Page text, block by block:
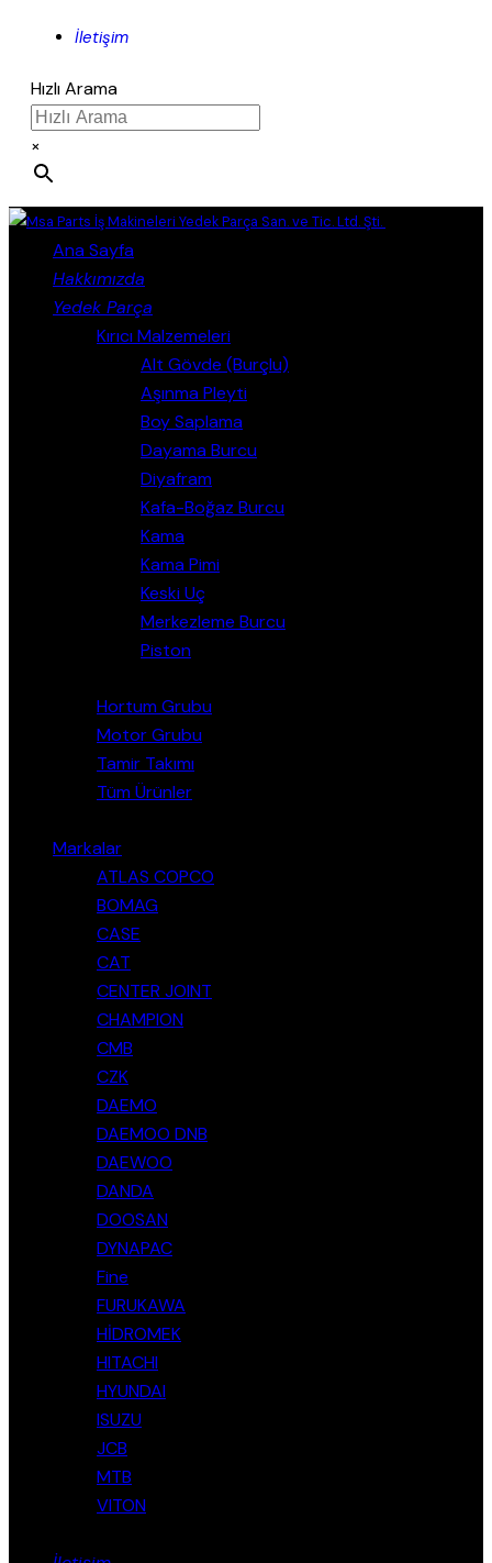
İletişim
Hızlı Arama
×
Ana Sayfa
Hakkımızda
Yedek Parça
Kırıcı Malzemeleri
Alt Gövde (Burçlu)
Aşınma Pleyti
Boy Saplama
Dayama Burcu
Diyafram
Kafa-Boğaz Burcu
Kama
Kama Pimi
Keski Uç
Merkezleme Burcu
Piston
Hortum Grubu
Motor Grubu
Tamir Takımı
Tüm Ürünler
Markalar
ATLAS COPCO
BOMAG
CASE
CAT
CENTER JOINT
CHAMPION
CMB
CZK
DAEMO
DAEMOO DNB
DAEWOO
DANDA
DOOSAN
DYNAPAC
Fine
FURUKAWA
HİDROMEK
HITACHI
HYUNDAI
ISUZU
JCB
MTB
VITON